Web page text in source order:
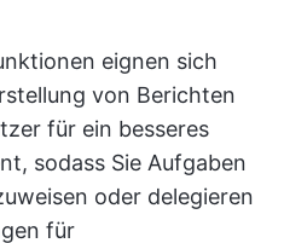
eignen sich
von Berichten
für ein besseres
sodass Sie Aufgaben
oder delegieren
für